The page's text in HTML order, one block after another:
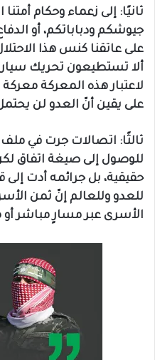
ثانيًا: إلى زعماء وحكام
جيوشكم ودباباتكم، أو
على عاتقنا كنس هذا
ألا تستطيعون تحريك
لاعتبار هذه المعركة
على يقين أنّ العدو لن
ثالثًا: اتصالات جرت في
للوصول إلى صيغة اتفاق
للعدو وللعالم إنّ ثمن
الأسرى عبر مسارٍ مباشر أو